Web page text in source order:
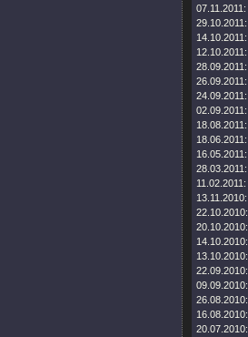
07.11.2011:
29.10.2011:
14.10.2011:
12.10.2011:
28.09.2011:
26.09.2011:
24.09.2011:
02.09.2011:
18.08.2011:
18.06.2011:
16.05.2011:
28.03.2011:
11.02.2011:
13.11.2010:
22.10.2010:
20.10.2010:
14.10.2010:
13.10.2010:
22.09.2010:
09.09.2010:
26.08.2010:
16.08.2010:
20.07.2010: